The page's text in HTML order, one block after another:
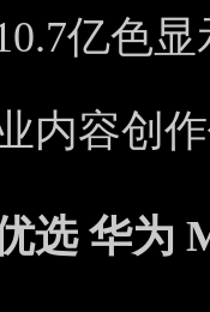
亿色
内容创
选 华为